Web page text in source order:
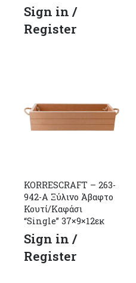
Sign in /
Register
KORRESCRAFT – 263-
942-Α Ξύλινο Άβαφτο
Κουτί/Καφάσι
“Single” 37×9×12εκ
Sign in /
Register